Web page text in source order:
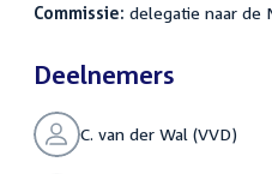
Commissie: delegatie naar de
Deelnemers
C. van der Wal (VVD)